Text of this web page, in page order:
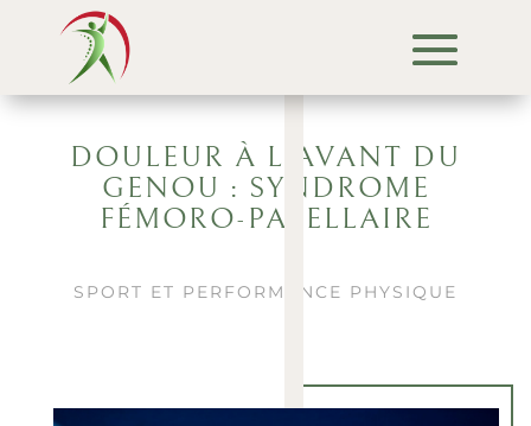
DOULEUR À L’AVANT DU
GENOU : SYNDROME
FÉMORO-PATELLAIRE
SPORT ET PERFORMANCE PHYSIQUE